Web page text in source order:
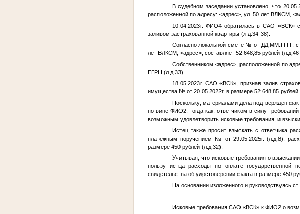
В судебном заседании установлено, что
расположенной по адресу: <адрес>, ул. 50 лет ВЛКСМ,
10.04.2023г.ФИО4 обратилась в САО «ВСК» с
заливом застрахованной квартиры (л.д.34-38).
Согласно локальной смете № от ДД.ММ.ГГГГ,
лет ВЛКСМ, <адрес>, составляет 52 648,85 рублей
Собственником<адрес> , расположенной по
ЕГРН (л.д.33).
18.05.2023г. САО «ВСК», признав залив
имущества №от 20.05.2022г. в размере 52 648,85 рублей
Поскольку, материалами дела подтвержден
по вине ФИО2, тогда как, ответчиком в силу
возможным удовлетворить исковые требования, и
Истец также просит взыскать с ответчика
платежным поручением
№
от 29.05.2025г. (л.д.8),
размере 450 рублей (л.д.32).
Учитывая, что исковые требования о
пользу истца расходы по оплате
свидетельства об удостоверении факта в размере 450
На основании изложенного и руководствуясь
Исковые требования САО «ВСК» к ФИО2о